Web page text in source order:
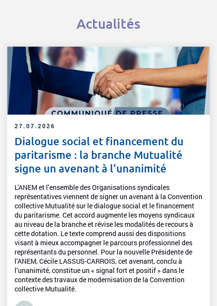
Actualités
27.07.2026
Dialogue social et financement du
paritarisme : la branche Mutualité
signe un avenant à l’unanimité
L’ANEM et l’ensemble des Organisations syndicales
représentatives viennent de signer un avenant à la Convention
collective Mutualité sur le dialogue social et le financement
du paritarisme. Cet accord augmente les moyens syndicaux
au niveau de la branche et révise les modalités de recours à
cette dotation. Le texte comprend aussi des dispositions
visant à mieux accompagner le parcours professionnel des
représentants du personnel. Pour la nouvelle Présidente de
l’ANEM, Cécile LASSUS-CARROIS, cet avenant, conclu à
l’unanimité, constitue un « signal fort et positif » dans le
contexte des travaux de modernisation de la Convention
collective Mutualité.